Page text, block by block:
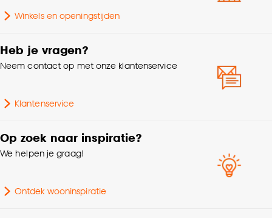
maten doorgeeft en jouw perfecte gordijn bestelt.
Let op: Kleurverschil t.o.v. showbaan en online afbeelding
voorbehouden. Prijs per strekkende meter.
Mate verduisterend Transparant
Garantietermijn
Maakwijze
Retourplooi dubbel,
Platte plooi, Ringgordijn,
Winkels en openingstijden
Heb je vragen?
Neem contact op met onze klantenservice
Klantenservice
Op zoek naar inspiratie?
We helpen je graag!
Ontdek wooninspiratie